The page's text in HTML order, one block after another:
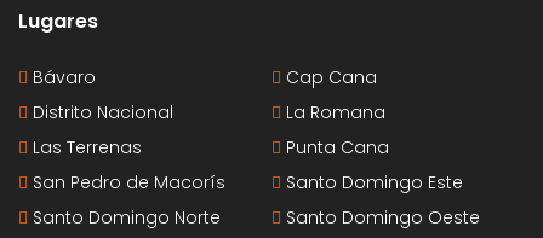
Lugares
Bávaro
Cap Cana
Distrito Nacional
La Romana
Las Terrenas
Punta Cana
San Pedro de Macorís
Santo Domingo Este
Santo Domingo Norte
Santo Domingo Oeste